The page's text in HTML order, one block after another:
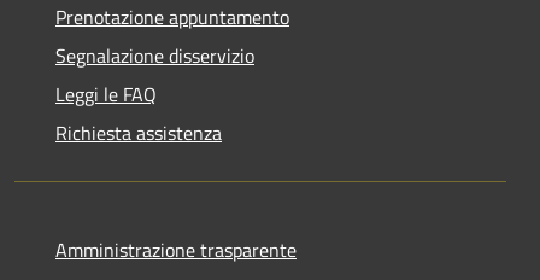
Prenotazione appuntamento
Segnalazione disservizio
Leggi le FAQ
Richiesta assistenza
Amministrazione trasparente